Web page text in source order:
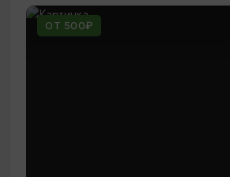
ОТ 500₽